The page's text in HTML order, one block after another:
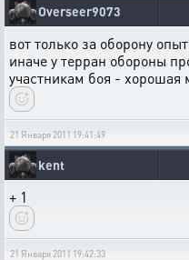
Overseer9073
вот только за оборону
иначе у терран обороны
участникам боя - хорошая
21 Января 2011 19:41:49
kent
+ 1
21 Января 2011 19:42:33